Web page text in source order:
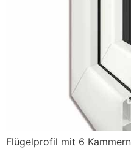
Flügelprofil mit 6